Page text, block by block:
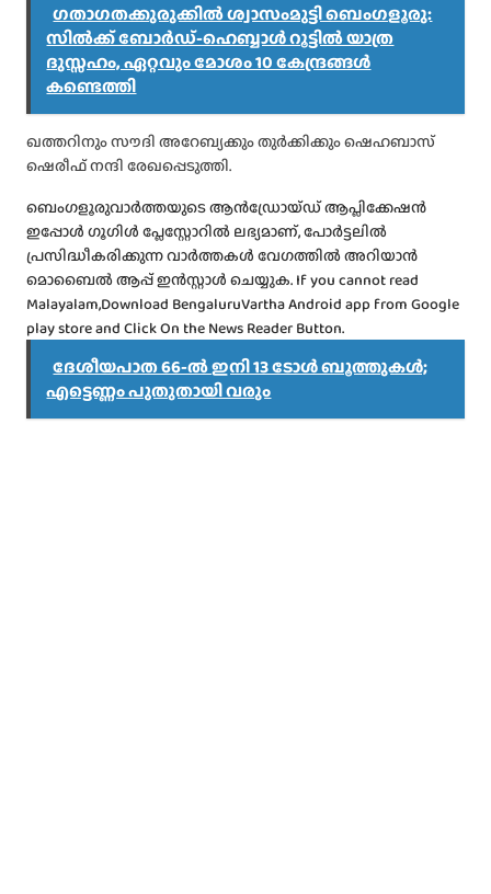
ഗതാഗതക്കുരുക്കിൽ ശ്വാസംമുട്ടി ബെംഗളൂരു:
സിൽക്ക് ബോർഡ്-ഹെബ്ബാൾ റൂട്ടിൽ യാത്ര
ദുസ്സഹം, ഏറ്റവും മോശം 10 കേന്ദ്രങ്ങൾ
കണ്ടെത്തി
ഖത്തറിനും സൗദി അറേബ്യക്കും തുർക്കിക്കും ഷെഹബാസ്
ഷെരീഫ് നന്ദി രേഖപ്പെടുത്തി.
ബെംഗളൂരുവാർത്തയുടെ ആൻഡ്രോയ്ഡ് ആപ്ലിക്കേഷൻ
ഇപ്പോൾ ഗൂഗിൾ പ്ലേസ്റ്റോറിൽ ലഭ്യമാണ്, പോർട്ടലിൽ
പ്രസിദ്ധീകരിക്കുന്ന വാർത്തകൾ വേഗത്തിൽ അറിയാൻ
മൊബൈൽ ആപ്പ് ഇൻസ്റ്റാൾ ചെയ്യുക. If you cannot read
Malayalam,Download BengaluruVartha Android app from Google
play store and Click On the News Reader Button.
ദേശീയപാത 66-ൽ ഇനി 13 ടോൾ ബൂത്തുകൾ;
എട്ടെണ്ണം പുതുതായി വരും